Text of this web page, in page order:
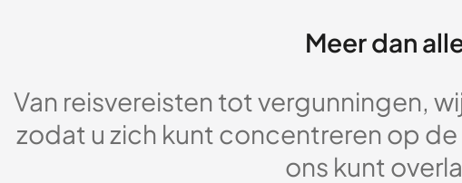
Meer dan
Van reisvereisten tot vergunningen,
zodat u zich kunt concentreren op
ons kunt